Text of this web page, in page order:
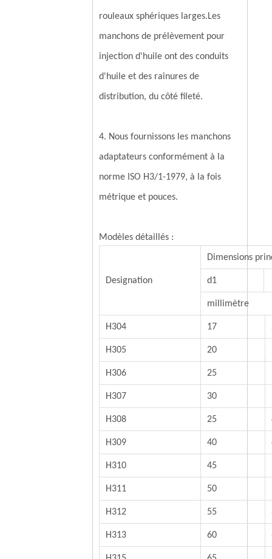
rouleaux sphériques larges.Les
manchons de prélèvement pour
injection d'huile ont des conduits
d'huile et des rainures de
distribution, du côté fileté.
4. Nous fournissons les manchons
adaptateurs conformément à la
norme ISO H3/1-1979, à la fois
métrique et pouces.
Modèles détaillés :
Designation
Dimensions
d1
millimètre
H304 17
H305 20
H306 25
H307 30
H308 25
H309 40
H310 45
H311 50
H312 55
H313 60